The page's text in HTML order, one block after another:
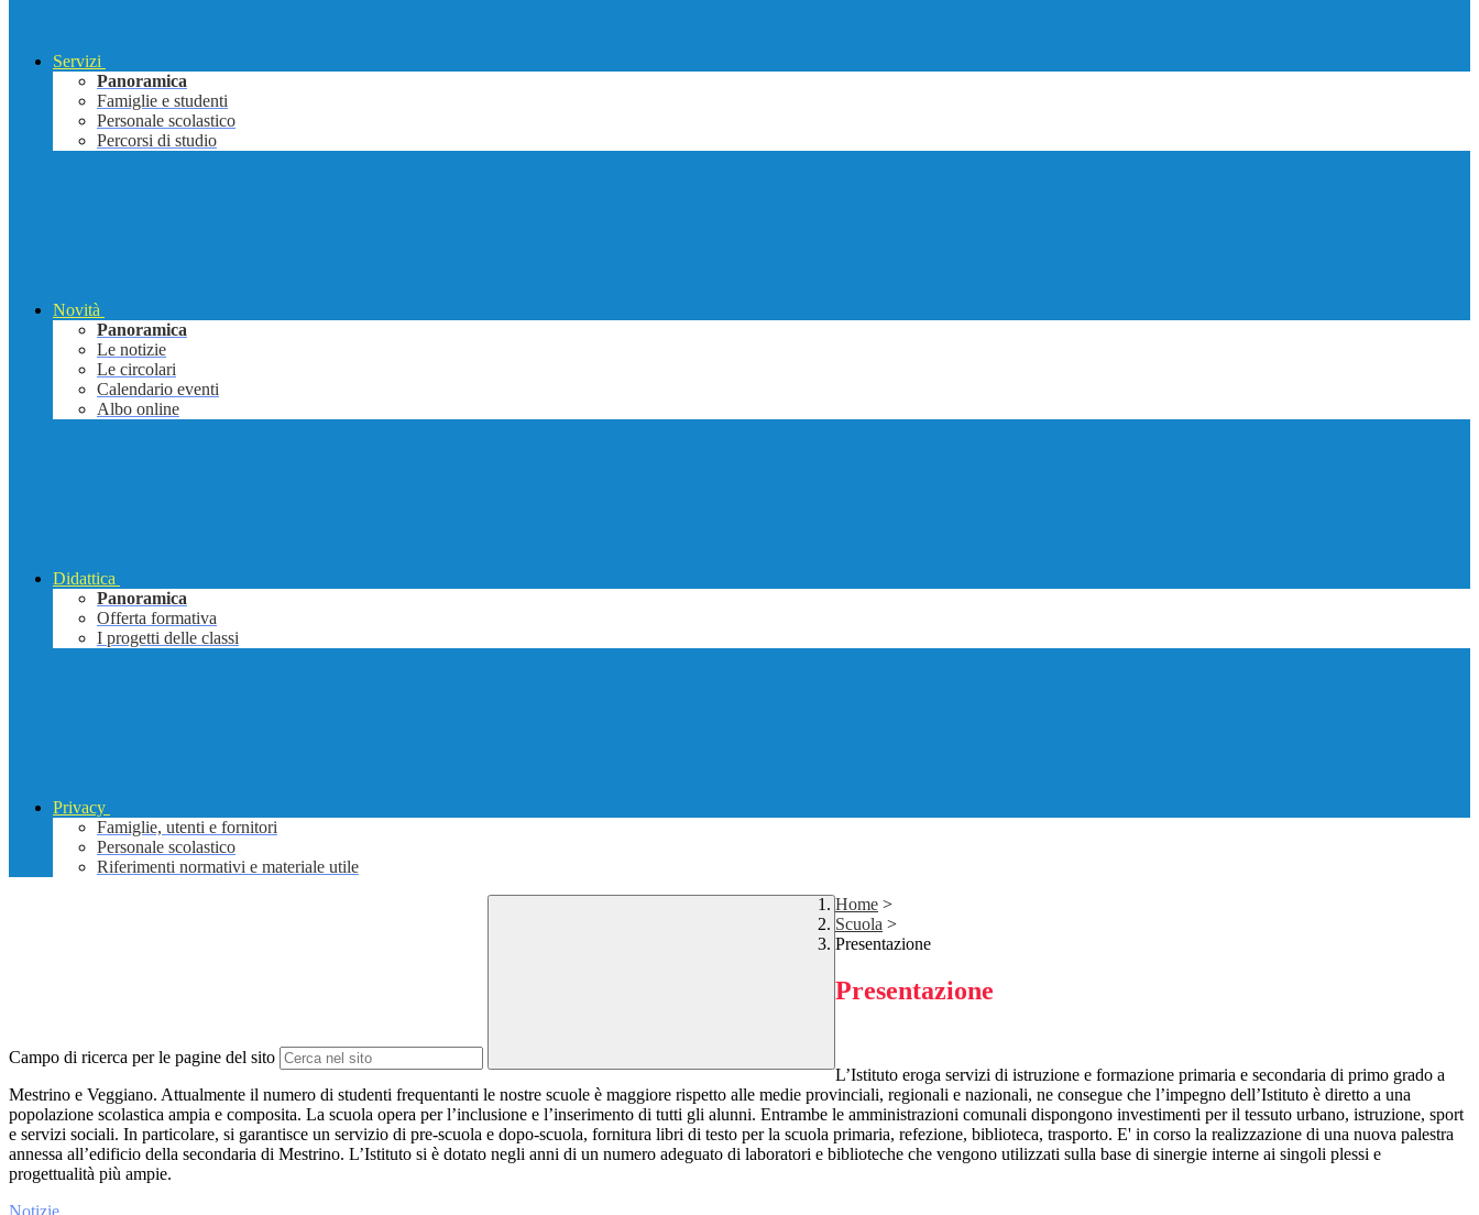
Servizi
Panoramica
Famiglie e studenti
Personale scolastico
Percorsi di studio
Novità
Panoramica
Le notizie
Le circolari
Calendario eventi
Albo online
Didattica
Panoramica
Offerta formativa
I progetti delle classi
Privacy
Famiglie, utenti e fornitori
Personale scolastico
Riferimenti normativi e materiale utile
Campo di ricerca per le pagine del sito
Home >
Scuola >
Presentazione
Presentazione
L’Istituto eroga servizi di istruzione e formazione primaria e secondaria di primo grado a
Mestrino e Veggiano. Attualmente il numero di studenti frequentanti le nostre scuole è maggiore rispetto alle medie provinciali, regionali e nazionali, ne consegue che l’impegno dell’Istituto è diretto a una
popolazione scolastica ampia e composita. La scuola opera per l’inclusione e l’inserimento di tutti gli alunni. Entrambe le amministrazioni comunali dispongono investimenti per il tessuto urbano, istruzione, sport
e servizi sociali. In particolare, si garantisce un servizio di pre-scuola e dopo-scuola, fornitura libri di testo per la scuola primaria, refezione, biblioteca, trasporto. E' in corso la realizzazione di una nuova palestra
annessa all’edificio della secondaria di Mestrino. L’Istituto si è dotato negli anni di un numero adeguato di laboratori e biblioteche che vengono utilizzati sulla base di sinergie interne ai singoli plessi e
progettualità più ampie.